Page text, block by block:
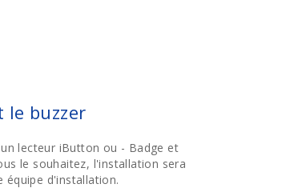
le buzzer
un lecteur iButton ou - Badge et
le souhaitez, l'installation sera
équipe d'installation.